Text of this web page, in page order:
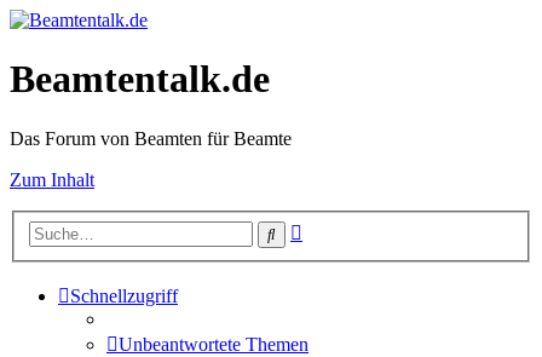
Beamtentalk.de
Das Forum von Beamten für Beamte
Zum Inhalt
Suche
Schnellzugriff
Unbeantwortete Themen